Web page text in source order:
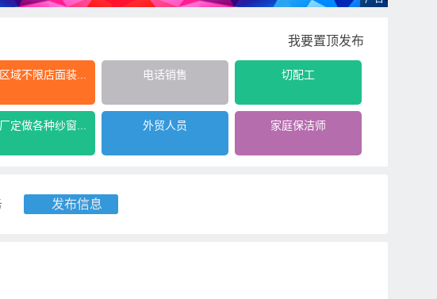
我要置顶发布
域不限店面装... 电话销售 切配工
定做各种纱窗... 外贸人员 家庭保洁师
发布信息